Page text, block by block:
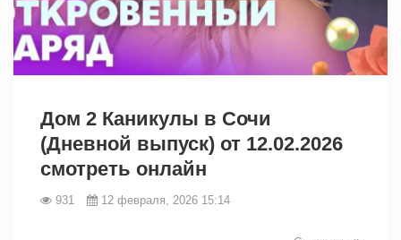
Дом 2 Каникулы в Сочи
(Дневной выпуск) от 12.02.2026
смотреть онлайн
931 12 февраля, 2026 15:14